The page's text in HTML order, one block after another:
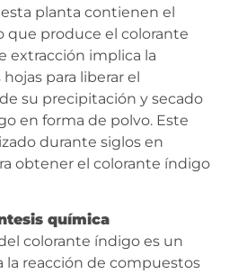
planta contienen el
produce el colorante
extracción implica la
para liberar el
su precipitación y secado
en forma de polvo. Este
durante siglos en
obtener el colorante índigo
química
colorante índigo es un
la reacción de compuestos